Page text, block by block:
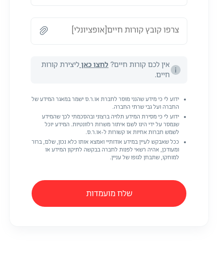
צרפו קובץ קורות חיים[אופציונלי]
אין לכם קורות חיים? לחצו כאן ליצירת קורות
חיים.
ידוע לי כי מידע שהנני מוסר לחברת או.ר.ס ישמר במאגר המידע של
החברה ועל גבי שרתי החברה.
ידוע לי כי מסירת המידע תלויה ברצוני ובהסכמתי לכך שהמידע
שנמסר על ידי הינו לשם איתור משרות רלוונטיות. המידע יוכל
לשמש חברות אחיות או קשורות ל-או.ר.ס.
ככל שאבקש לעיין במידע אודותיי ואמצא אותו כלא נכון, שלם, ברור
ומעודכן, אהיה רשאי לפנות לחברה בבקשה לתיקון המידע או
למוחקו, שתבחן לגופו של עניין.
שלח מועמדות